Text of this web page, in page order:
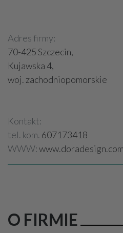
Adres firmy:
70-425 Szczecin,
Kujawska 4,
woj. zachodniopomorskie
Kontakt:
tel. kom. 607173418
WWW:
O FIRMIE